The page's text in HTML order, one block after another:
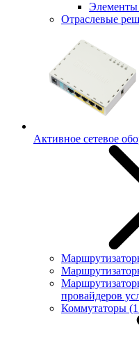
Элементы
Отраслевые
Активное сетевое
провайдеров
Коммутаторы